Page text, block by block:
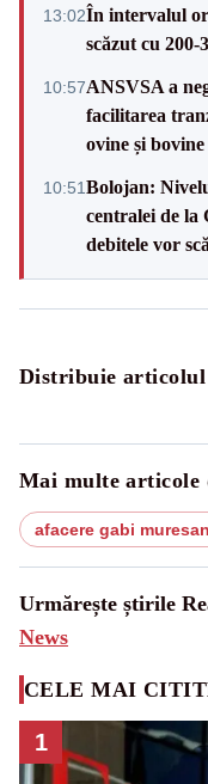
13:02În intervalul
scăzut cu 200-
10:57ANSVSA a
facilitarea
ovine și bovine
10:51Bolojan:
centralei de la
debitele vor
Distribuie articolul
Mai multe articole
afacere gabi muresan
Urmărește știrile
News
CELE MAI
1